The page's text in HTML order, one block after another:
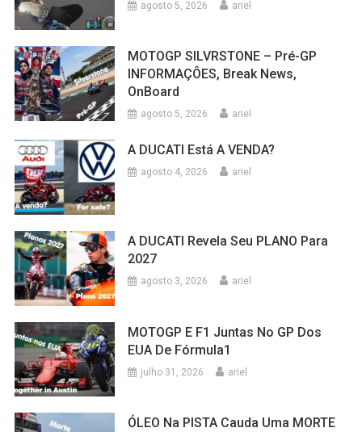
agosto 5, 2026 ariel
MOTOGP SILVRSTONE – Pré-GP
INFORMAÇÔES, Break News,
OnBoard
agosto 5, 2026 ariel
A DUCATI Está A VENDA?
agosto 4, 2026 ariel
A DUCATI Revela Seu PLANO Para
2027
agosto 3, 2026 ariel
MOTOGP E F1 Juntas No GP Dos
EUA De Fórmula1
julho 31, 2026 ariel
ÓLEO Na PISTA Cauda Uma MORTE